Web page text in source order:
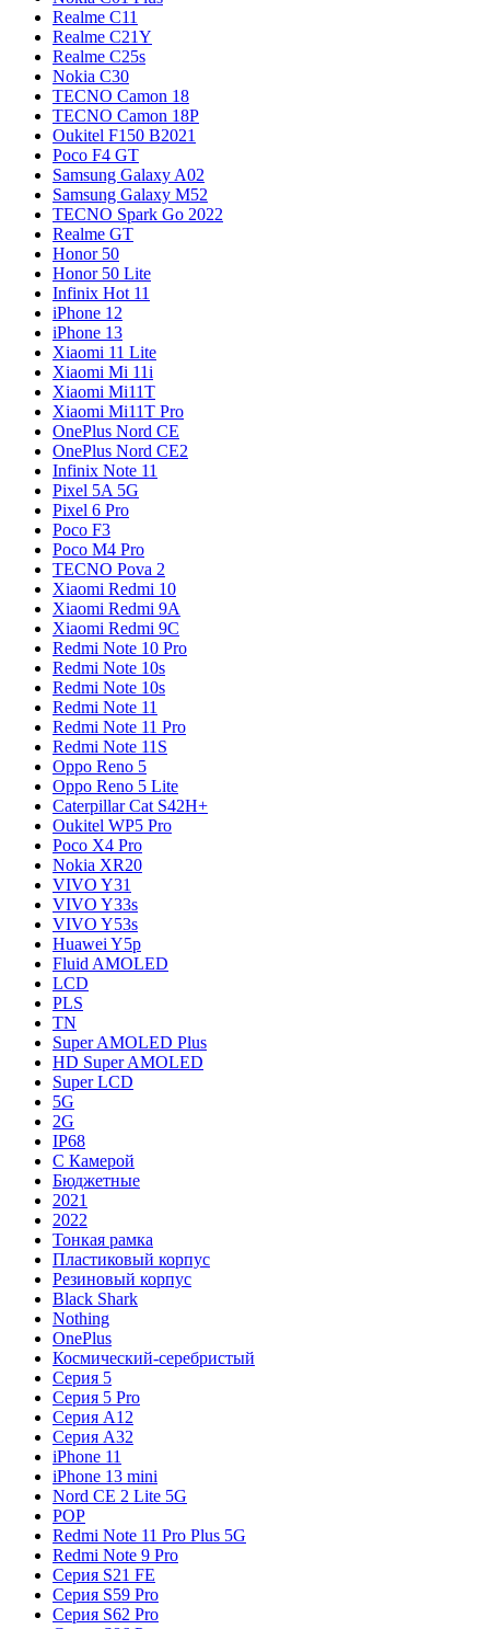
Realme C11
Realme C21Y
Realme C25s
Nokia C30
TECNO Camon 18
TECNO Camon 18P
Oukitel F150 B2021
Poco F4 GT
Samsung Galaxy A02
Samsung Galaxy M52
TECNO Spark Go 2022
Realme GT
Honor 50
Honor 50 Lite
Infinix Hot 11
iPhone 12
iPhone 13
Xiaomi 11 Lite
Xiaomi Mi 11i
Xiaomi Mi11T
Xiaomi Mi11T Pro
OnePlus Nord CE
OnePlus Nord CE2
Infinix Note 11
Pixel 5A 5G
Pixel 6 Pro
Poco F3
Poco M4 Pro
TECNO Pova 2
Xiaomi Redmi 10
Xiaomi Redmi 9A
Xiaomi Redmi 9C
Redmi Note 10 Pro
Redmi Note 10s
Redmi Note 10s
Redmi Note 11
Redmi Note 11 Pro
Redmi Note 11S
Oppo Reno 5
Oppo Reno 5 Lite
Caterpillar Cat S42H+
Oukitel WP5 Pro
Poco X4 Pro
Nokia XR20
VIVO Y31
VIVO Y33s
VIVO Y53s
Huawei Y5p
Fluid AMOLED
LCD
PLS
TN
Super AMOLED Plus
HD Super AMOLED
Super LCD
5G
2G
IP68
С Камерой
Бюджетные
2021
2022
Тонкая рамка
Пластиковый корпус
Резиновый корпус
Black Shark
Nothing
OnePlus
Космический-серебристый
Серия 5
Серия 5 Pro
Серия A12
Серия A32
iPhone 11
iPhone 13 mini
Nord CE 2 Lite 5G
POP
Redmi Note 11 Pro Plus 5G
Redmi Note 9 Pro
Серия S21 FE
Серия S59 Pro
Серия S62 Pro